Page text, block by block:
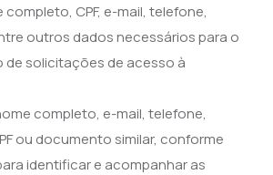
completo, CPF, e-mail, telefone,
outros dados necessários para o
de solicitações de acesso à
completo, e-mail, telefone,
ou documento similar, conforme
identificar e acompanhar as